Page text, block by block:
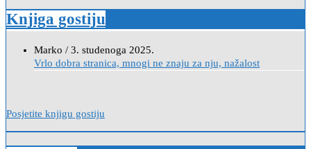
Knjiga gostiju
Anica/ 7. veljače 2024.
Poštovanje, draga kolegice! Hvala Vam na nesebičnom radu i